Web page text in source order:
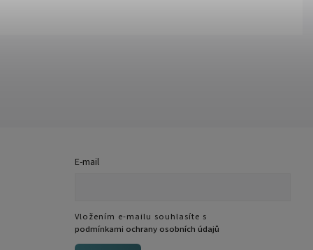
E-mail
Vložením e-mailu souhlasíte s
podmínkami ochrany osobních údajů